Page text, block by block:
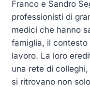
Franco e Sandro
professionisti di
medici che hanno
famiglia, il
lavoro. La loro
una rete di
si ritrovano non